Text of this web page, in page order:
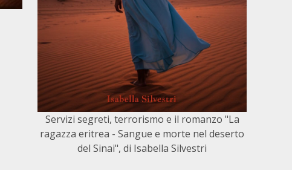
Servizi segreti, terrorismo e il romanzo "La
ragazza eritrea - Sangue e morte nel deserto
del Sinai", di Isabella Silvestri